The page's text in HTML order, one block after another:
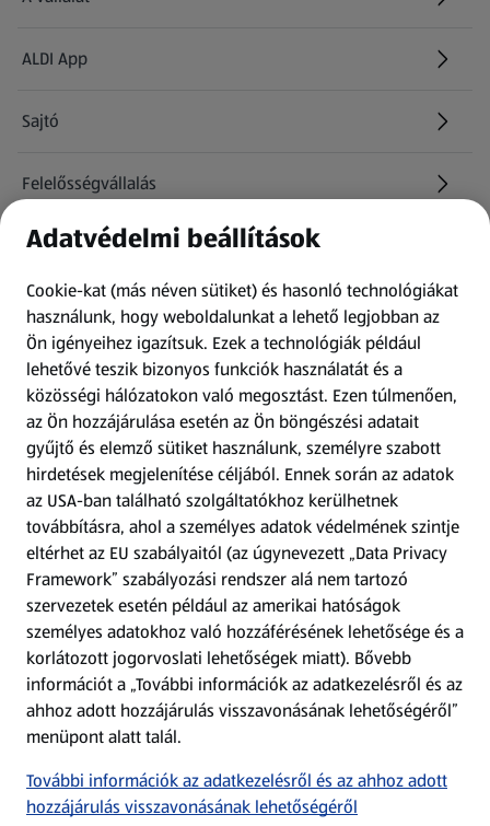
ALDI App
Sajtó
Felelősségvállalás
Információk
Kérdőív
Fizetési lehetőségek
ALDI utalványok
Árcsökkentés
Adattörlő alkalmazás
Szervizpont
(új oldalon nyílik meg)
Fedezz fel minket az interneten!
Töltsd le az ALDI Magyarország applikációt!
Adatvédelmi beállítások
Cookie-kat (más néven sütiket) és hasonló technológiákat
használunk, hogy weboldalunkat a lehető legjobban az
Ön igényeihez igazítsuk. Ezek a technológiák például
lehetővé teszik bizonyos funkciók használatát és a
közösségi hálózatokon való megosztást. Ezen túlmenően,
az Ön hozzájárulása esetén az Ön böngészési adatait
gyűjtő és elemző sütiket használunk, személyre szabott
hirdetések megjelenítése céljából. Ennek során az adatok
az USA-ban található szolgáltatókhoz kerülhetnek
továbbításra, ahol a személyes adatok védelmének szintje
eltérhet az EU szabályaitól (az úgynevezett „Data Privacy
Framework” szabályozási rendszer alá nem tartozó
szervezetek esetén például az amerikai hatóságok
személyes adatokhoz való hozzáférésének lehetősége és a
korlátozott jogorvoslati lehetőségek miatt). Bővebb
információt a „További információk az adatkezelésről és az
ahhoz adott hozzájárulás visszavonásának lehetőségéről”
menüpont alatt talál.
További információk az adatkezelésről és az ahhoz adott
hozzájárulás visszavonásának lehetőségéről